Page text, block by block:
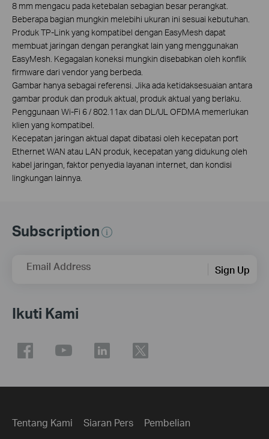
8 mm mengacu pada ketebalan sebagian besar perangkat.
Beberapa bagian mungkin melebihi ukuran ini sesuai kebutuhan.
Produk TP-Link yang kompatibel dengan EasyMesh dapat
membuat jaringan dengan perangkat lain yang menggunakan
EasyMesh. Kegagalan koneksi mungkin disebabkan oleh konflik
firmware dari vendor yang berbeda.
Gambar hanya sebagai referensi. Jika ada ketidaksesuaian antara
gambar produk dan produk aktual, produk aktual yang berlaku.
Penggunaan Wi-Fi 6 / 802.11ax dan DL/UL OFDMA memerlukan
klien yang kompatibel.
Kecepatan jaringan aktual dapat dibatasi oleh kecepatan port
Ethernet WAN atau LAN produk, kecepatan yang didukung oleh
kabel jaringan, faktor penyedia layanan internet, dan kondisi
lingkungan lainnya.
Subscription
Email Address Sign Up
Ikuti Kami
Tentang Kami Siaran Pers Pembelian